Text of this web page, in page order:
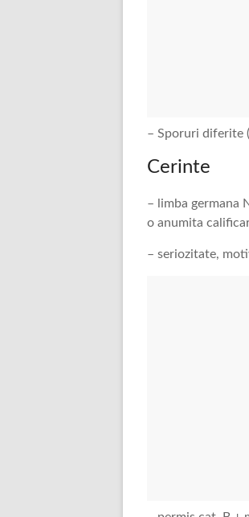
– Sporuri diferite
Cerinte
– limba germana
o anumita
– seriozitate,